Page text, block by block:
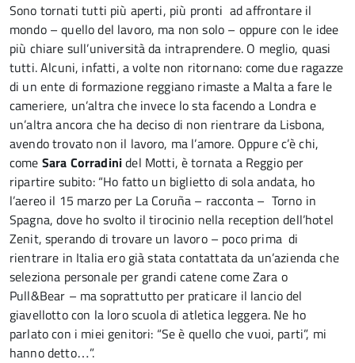
Sono tornati tutti più aperti, più pronti ad affrontare il
mondo – quello del lavoro, ma non solo – oppure con le idee
più chiare sull’università da intraprendere. O meglio, quasi
tutti. Alcuni, infatti, a volte non ritornano: come due ragazze
di un ente di formazione reggiano rimaste a Malta a fare le
cameriere, un’altra che invece lo sta facendo a Londra e
un’altra ancora che ha deciso di non rientrare da Lisbona,
avendo trovato non il lavoro, ma l’amore. Oppure c’è chi,
come Sara Corradinidel Motti, è tornata a Reggio per
ripartire subito: “Ho fatto un biglietto di sola andata, ho
l’aereo il 15 marzo per La Coruña – racconta – Torno in
Spagna, dove ho svolto il tirocinio nella reception dell’hotel
Zenit, sperando di trovare un lavoro – poco prima di
rientrare in Italia ero già stata contattata da un’azienda che
seleziona personale per grandi catene come Zara o
Pull&Bear – ma soprattutto per praticare il lancio del
giavellotto con la loro scuola di atletica leggera. Ne ho
parlato con i miei genitori: “Se è quello che vuoi, parti”, mi
hanno detto…”.